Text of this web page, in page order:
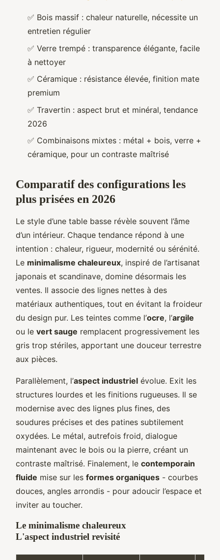
✅ Bois massif : chaleur naturelle, nécessite un
entretien régulier
✅ Verre trempé : transparence élégante, facile
à nettoyer
✅ Céramique : résistance élevée, finition mate
premium
✅ Travertin : aspect brut et minéral, tendance
2026
✅ Combinaisons mixtes : métal + bois, verre +
céramique, pour un contraste maîtrisé
Comparatif des configurations les
plus prisées en 2026
Le style d’une table basse révèle souvent l’âme
d’un intérieur. Chaque tendance répond à une
intention : chaleur, rigueur, modernité ou sérénité.
Le minimalisme chaleureux, inspiré de l’artisanat
japonais et scandinave, domine désormais les
ventes. Il associe des lignes nettes à des
matériaux authentiques, tout en évitant la froideur
du design pur. Les teintes comme l’ocre, l’argile
ou le vert sauge remplacent progressivement les
gris trop stériles, apportant une douceur terrestre
aux pièces.
Parallèlement, l’aspect industriel évolue. Exit les
structures lourdes et les finitions rugueuses. Il se
modernise avec des lignes plus fines, des
soudures précises et des patines subtilement
oxydées. Le métal, autrefois froid, dialogue
maintenant avec le bois ou la pierre, créant un
contraste maîtrisé. Finalement, le contemporain
fluide mise sur les formes organiques - courbes
douces, angles arrondis - pour adoucir l’espace et
inviter au toucher.
Le minimalisme chaleureux
L'aspect industriel revisité